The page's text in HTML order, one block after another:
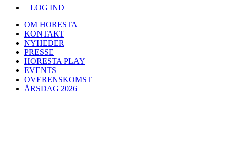
LOG IND
OM HORESTA
KONTAKT
NYHEDER
PRESSE
HORESTA PLAY
EVENTS
OVERENSKOMST
ÅRSDAG 2026